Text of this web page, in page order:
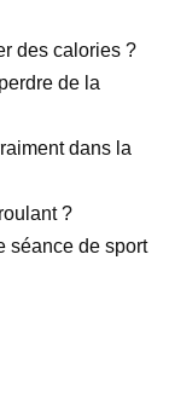
des calories ?
de la
dans la
?
séance de sport